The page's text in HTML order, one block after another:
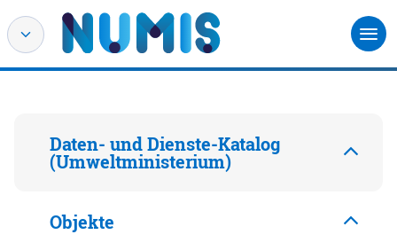
Daten- und Dienste-Katalog
(Umweltministerium)
Objekte